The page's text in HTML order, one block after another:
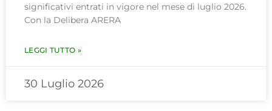
significativi entrati in vigore nel mese di luglio 2026.
Con la Delibera ARERA
LEGGI TUTTO »
30 Luglio 2026